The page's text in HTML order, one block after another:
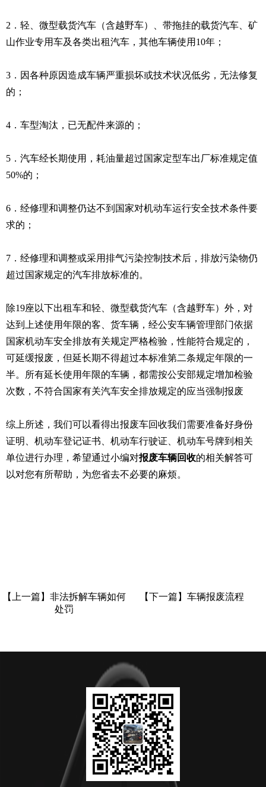
2．轻、微型载货汽车（含越野车）、带拖挂的载货汽车、矿
山作业专用车及各类出租汽车，其他车辆使用10年；
3．因各种原因造成车辆严重损坏或技术状况低劣，无法修复
的；
4．车型淘汰，已无配件来源的；
5．汽车经长期使用，耗油量超过国家定型车出厂标准规定值
50%的；
6．经修理和调整仍达不到国家对机动车运行安全技术条件要
求的；
7．经修理和调整或采用排气污染控制技术后，排放污染物仍
超过国家规定的汽车排放标准的。
除19座以下出租车和轻、微型载货汽车（含越野车）外，对
达到上述使用年限的客、货车辆，经公安车辆管理部门依据
国家机动车安全排放有关规定严格检验，性能符合规定的，
可延缓报废，但延长期不得超过本标准第二条规定年限的一
半。所有延长使用年限的车辆，都需按公安部规定增加检验
次数，不符合国家有关汽车安全排放规定的应当强制报废
综上所述，我们可以看得出报废车回收我们需要准备好身份
证明、机动车登记证书、机动车行驶证、机动车号牌到相关
单位进行办理，希望通过小编对报废车辆回收的相关解答可
以对您有所帮助，为您省去不必要的麻烦。
【上一篇】 非法拆解车辆如何
处罚
【下一篇】 车辆报废流程